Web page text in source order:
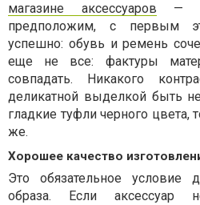
магазине аксессуаров —
предположим, с первым
успешно: обувь и ремень
еще не все: фактуры
совпадать. Никакого
деликатной выделкой быть
гладкие туфли черного цвета,
же.
Хорошее качество
Это обязательное условие
образа. Если аксессуар